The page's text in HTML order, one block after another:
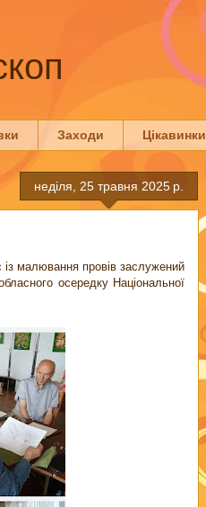
Заходи Цікавинки
неділя, 25 травня 2025 р.
із малювання провів заслужений
осередку Національної